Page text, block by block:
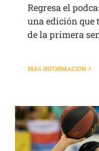
Regresa el
una edición que
de la primera
MÁS INFORMACIÓN